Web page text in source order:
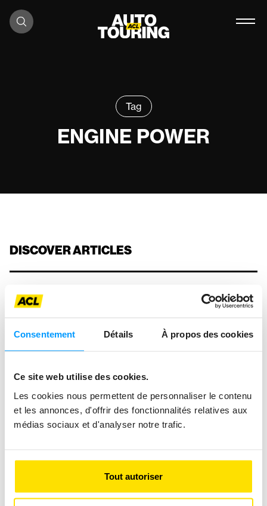
Consentement Détails À propos des cookies
Ce site web utilise des cookies.
Les cookies nous permettent de personnaliser le contenu
et les annonces, d'offrir des fonctionnalités relatives aux
médias sociaux et d'analyser notre trafic.
Tout autoriser
Skip to content
Tag
ENGINE POWER
DISCOVER ARTICLES